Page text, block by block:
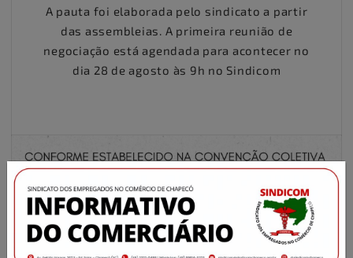
×
A pauta foi elaborada pelo sindicato a partir
das assembleias. A primeira reunião de
negociação está agendada para acontecer no
dia 28 de agosto às 9h no Sindicom